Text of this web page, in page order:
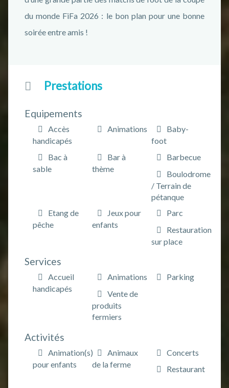
du monde FiFa 2026 : le bon plan pour une bonne
soirée entre amis !
Prestations
Equipements
Accès
handicapés
Animations
Baby-
foot
Bac à
sable
Bar à
thème
Barbecue
Boulodrome
/ Terrain de
pétanque
Etang de
pêche
Jeux pour
enfants
Parc
Restauration
sur place
Services
Accueil
handicapés
Animations
Parking
Vente de
produits
fermiers
Activités
Animation(s)
pour enfants
Animaux
de la ferme
Concerts
Restaurant